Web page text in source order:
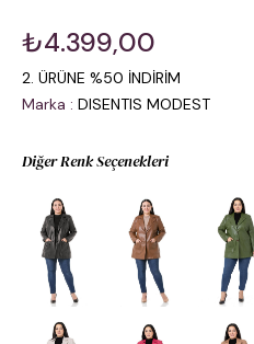
₺4.399,00
2. ÜRÜNE %50 İNDİRİM
Marka : DISENTIS MODEST
Diğer Renk Seçenekleri